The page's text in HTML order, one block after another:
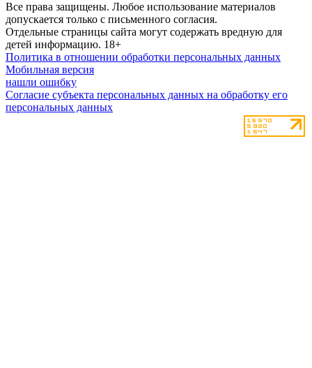
Все права защищены. Любое использование материалов
допускается только с письменного согласия.
Отдельные страницы сайта могут содержать вредную для
детей информацию. 18+
Политика в отношении обработки персональных данных
Мобильная версия
нашли ошибку
Согласие субъекта персональных данных на обработку его
персональных данных